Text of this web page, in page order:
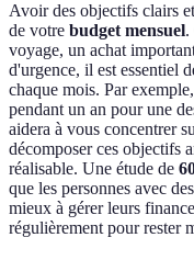
Avoir des objectifs clairs
de votre budget mensuel.
voyage, un achat
d'urgence, il est essentiel
chaque mois. Par
pendant un an pour une
aidera à vous concentrer
décomposer ces objectifs
réalisable. Une étude de
que les personnes avec
mieux à gérer leurs
régulièrement pour rester